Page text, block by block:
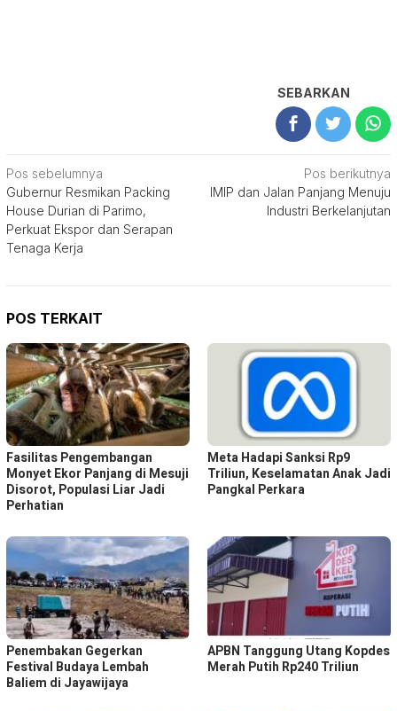
SEBARKAN
Navigasi
pos
Pos sebelumnya
Gubernur Resmikan Packing
House Durian di Parimo,
Perkuat Ekspor dan Serapan
Tenaga Kerja
Pos berikutnya
IMIP dan Jalan Panjang Menuju
Industri Berkelanjutan
POS TERKAIT
Fasilitas Pengembangan
Monyet Ekor Panjang di Mesuji
Disorot, Populasi Liar Jadi
Perhatian
Meta Hadapi Sanksi Rp9
Triliun, Keselamatan Anak Jadi
Pangkal Perkara
Penembakan Gegerkan
Festival Budaya Lembah
Baliem di Jayawijaya
APBN Tanggung Utang Kopdes
Merah Putih Rp240 Triliun